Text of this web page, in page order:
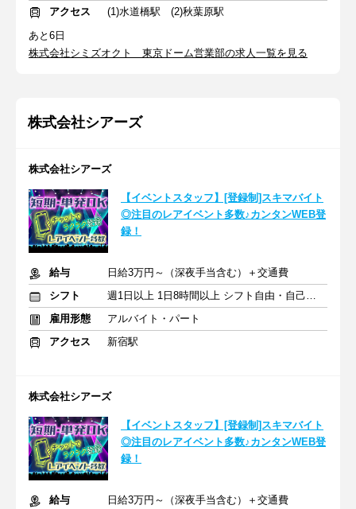
アクセス
(1)水道橋駅 (2)秋葉原駅
あと6日
株式会社シミズオクト 東京ドーム営業部の求人一覧を見る
株式会社シアーズ
株式会社シアーズ
【イベントスタッフ】[登録制]スキマバイト
◎注目のレアイベント多数♪カンタンWEB登
録！
給与
日給3万円～（深夜手当含む）＋交通費
シフト
週1日以上 1日8時間以上 シフト自由・自己申告
雇用形態
アルバイト・パート
アクセス
新宿駅
株式会社シアーズ
【イベントスタッフ】[登録制]スキマバイト
◎注目のレアイベント多数♪カンタンWEB登
録！
給与
日給3万円～（深夜手当含む）＋交通費